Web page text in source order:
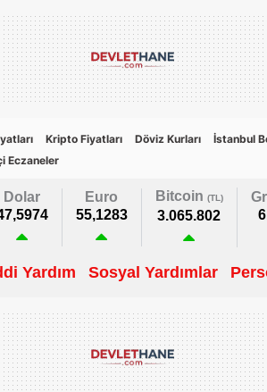
Kripto Fiyatları Döviz Kurları İstanbul
Eczaneler
Dolar
Euro
55,1283
Bitcoin (TL)
3.065.802
Yardım Sosyal Yardımlar